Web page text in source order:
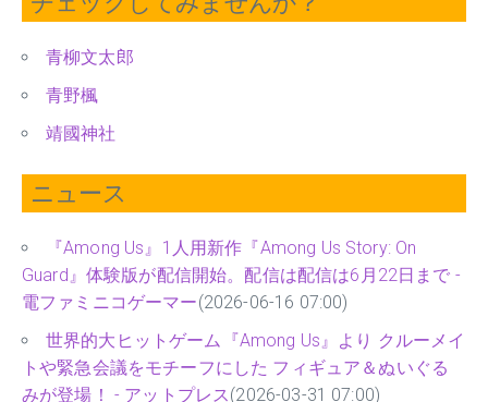
青柳文太郎
青野楓
靖國神社
ニュース
『Among Us』1人用新作『Among Us Story: On
Guard』体験版が配信開始。配信は配信は6月22日まで -
電ファミニコゲーマー(2026-06-16 07:00)
世界的大ヒットゲーム『Among Us』より クルーメイ
トや緊急会議をモチーフにした フィギュア＆ぬいぐる
みが登場！ - アットプレス(2026-03-31 07:00)